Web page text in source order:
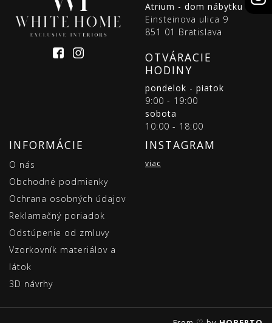
Atrium - dom nábytku
Einsteinova ulica 9
851 01 Bratislava
OTVÁRACIE
HODINY
pondelok - piatok
9:00 - 19:00
sobota
10:00 - 18:00
INFORMÁCIE
O nás
Obchodné podmienky
Ochrana osobných údajov
Reklamačný poriadok
Odstúpenie od zmluvy
Vzorkovník materiálov a
látok
3D návrhy
INSTAGRAM
viac